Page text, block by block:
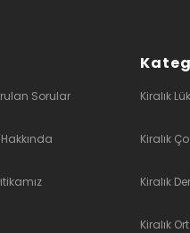
Sorular Kiralık
Kiralık
Kiralık
Kiralık